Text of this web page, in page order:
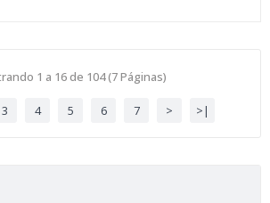
1 a 16 de 104 (7 Páginas)
3 4 5 6 7 > >|